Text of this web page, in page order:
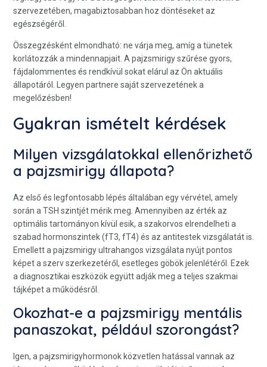
szervezetében, magabiztosabban hoz döntéseket az
egészségéről.
Összegzésként elmondható: ne várja meg, amíg a tünetek
korlátozzák a mindennapjait. A pajzsmirigy szűrése gyors,
fájdalommentes és rendkívül sokat elárul az Ön aktuális
állapotáról. Legyen partnere saját szervezetének a
megelőzésben!
Gyakran ismételt kérdések
Milyen vizsgálatokkal ellenőrizhető
a pajzsmirigy állapota?
Az első és legfontosabb lépés általában egy vérvétel, amely
során a TSH szintjét mérik meg. Amennyiben az érték az
optimális tartományon kívül esik, a szakorvos elrendelheti a
szabad hormonszintek (fT3, fT4) és az antitestek vizsgálatát is.
Emellett a pajzsmirigy ultrahangos vizsgálata nyújt pontos
képet a szerv szerkezetéről, esetleges göbök jelenlétéről. Ezek
a diagnosztikai eszközök együtt adják meg a teljes szakmai
tájképet a működésről.
Okozhat-e a pajzsmirigy mentális
panaszokat, például szorongást?
Igen, a pajzsmirigyhormonok közvetlen hatással vannak az